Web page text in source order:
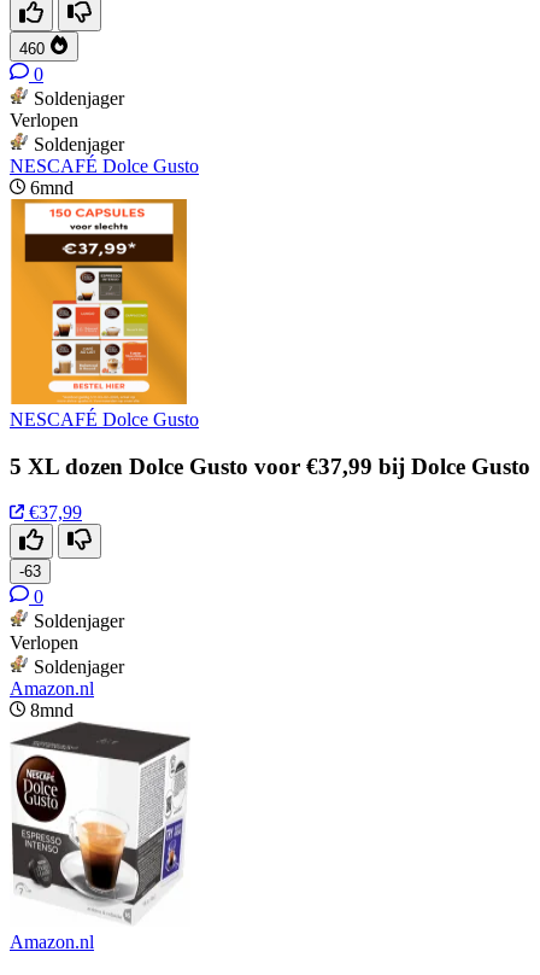
460
0
Soldenjager
Verlopen
Soldenjager
NESCAFÉ Dolce Gusto
6mnd
NESCAFÉ Dolce Gusto
5 XL dozen Dolce Gusto voor €37,99 bij Dolce Gusto
€37,99
-63
0
Soldenjager
Verlopen
Soldenjager
Amazon.nl
8mnd
Amazon.nl